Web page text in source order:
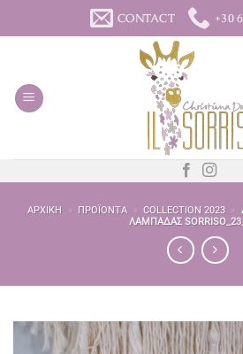
στο
CONTACT +30
ΑΡΧΙΚΉ » ΠΡΟΪΌΝΤΑ » COLLECTION 2023 »
ΛΑΜΠΆΔΑΣ